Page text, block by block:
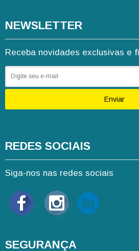
NEWSLETTER
Receba novidades exclusivas e
Enviar
REDES SOCIAIS
Siga-nos nas redes sociais
SEGURANÇA